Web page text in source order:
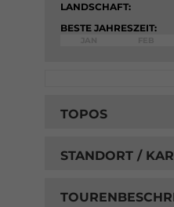
LANDSCHAFT:
BESTE JAHRESZEIT:
TOPOS
STANDORT /